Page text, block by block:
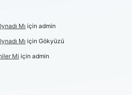
Mı için admin
Mı için Gökyüzü
Mi için admin